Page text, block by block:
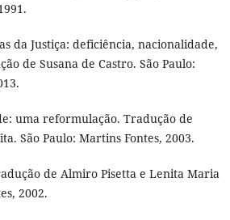
da Justiça: deficiência, nacionalidade,
de Susana de Castro. São Paulo:
uma reformulação. Tradução de
São Paulo: Martins Fontes, 2003.
de Almiro Pisetta e Lenita Maria
2002.